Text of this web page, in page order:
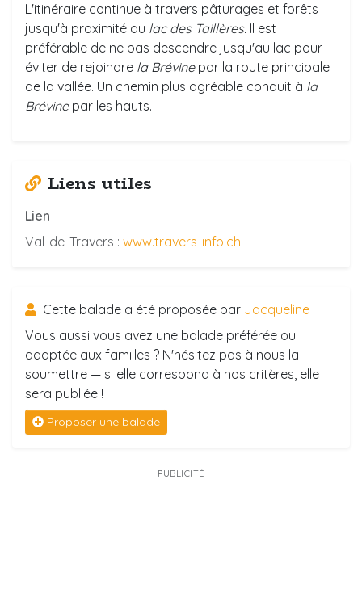
L'itinéraire continue à travers pâturages et forêts
jusqu'à proximité du lac des Taillères. Il est
préférable de ne pas descendre jusqu'au lac pour
éviter de rejoindre la Brévinepar la route principale
de la vallée. Un chemin plus agréable conduit à la
Brévinepar les hauts.
Liens utiles
Lien
Val-de-Travers : www.travers-info.ch
Cette balade a été proposée par Jacqueline
Vous aussi vous avez une balade préférée ou
adaptée aux familles ? N'hésitez pas à nous la
soumettre — si elle correspond à nos critères, elle
sera publiée !
Proposer une balade
PUBLICITÉ